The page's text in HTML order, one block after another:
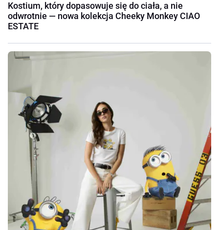
Kostium, który dopasowuje się do ciała, a nie
odwrotnie — nowa kolekcja Cheeky Monkey CIAO
ESTATE